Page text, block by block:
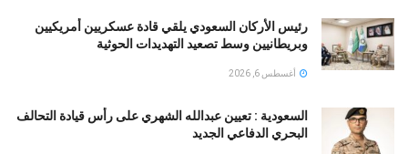
رئيس الأركان السعودي يلقي قادة عسكريين أمريكيين
وبريطانيين وسط تصعيد التهديدات الحوثية
أغسطس 6, 2026
السعودية : تعيين عبدالله الشهري على رأس قيادة التحالف
البحري الدفاعي الجديد